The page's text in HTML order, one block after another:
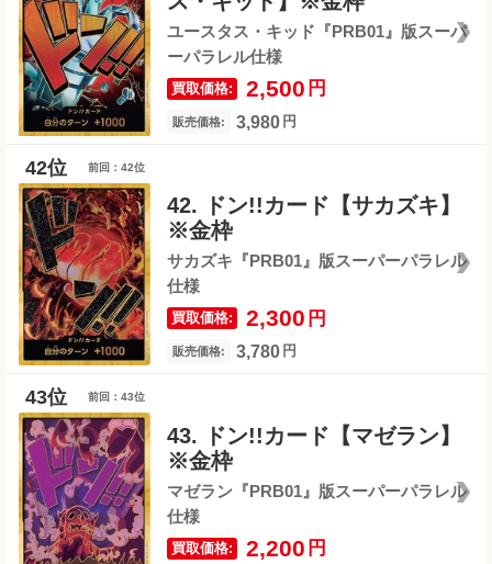
ユースタス・キッド『PRB01』版スーパ
ーパラレル仕様
買取価格: 2,500 円
販売価格: 3,980 円
前回：42位
42. ドン!!カード【サカズキ】
※金枠
サカズキ『PRB01』版スーパーパラレル
仕様
買取価格: 2,300 円
販売価格: 3,780 円
前回：43位
43. ドン!!カード【マゼラン】
※金枠
マゼラン『PRB01』版スーパーパラレル
仕様
買取価格: 2,200 円